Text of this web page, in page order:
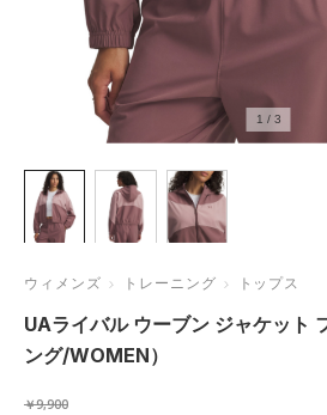
1 / 3
ウィメンズ トレーニング トップス
UAライバル ウーブン ジャケット
ング/WOMEN）
￥9,900